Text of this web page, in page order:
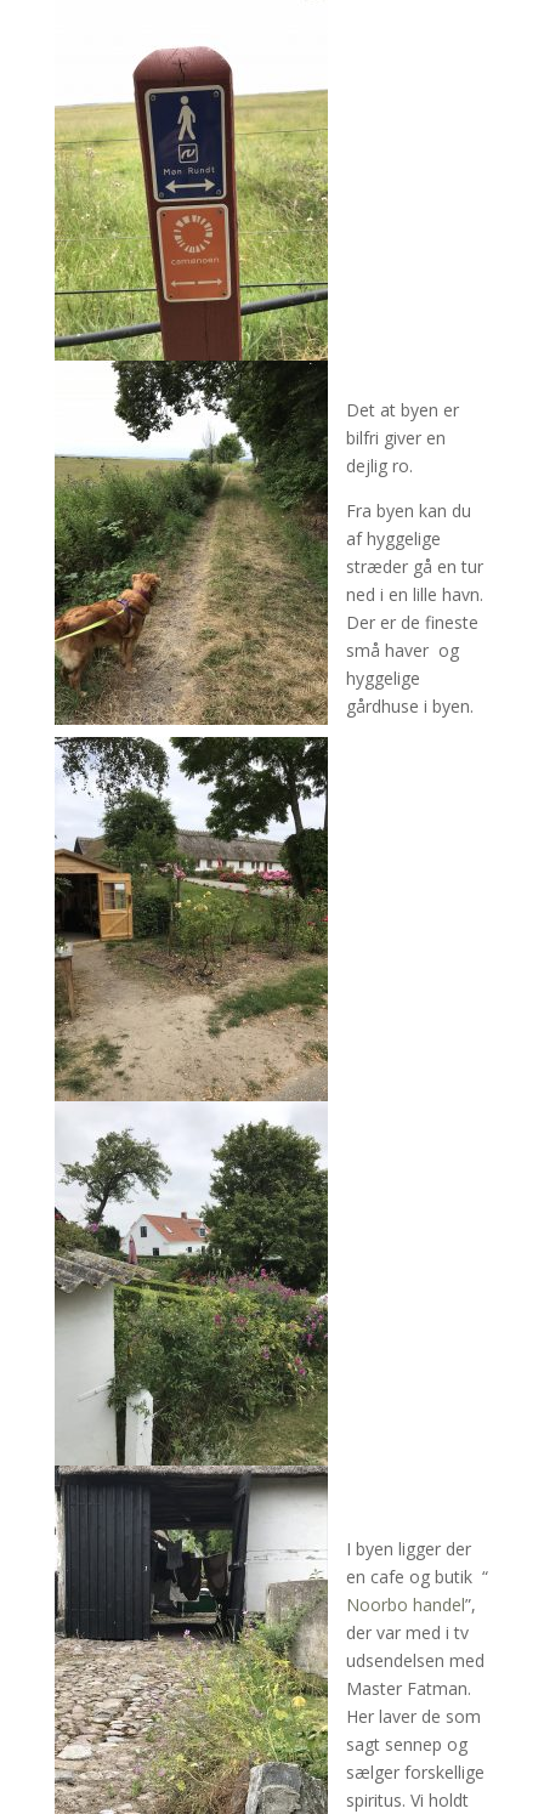
Det at byen er
bilfri giver en
dejlig ro.
Fra byen kan du
af hyggelige
stræder gå en tur
ned i en lille havn.
Der er de fineste
små haver og
hyggelige
gårdhuse i byen.
I byen ligger der
en cafe og butik “
Noorbo handel”,
der var med i tv
udsendelsen med
Master Fatman.
Her laver de som
sagt sennep og
sælger forskellige
spiritus. Vi holdt